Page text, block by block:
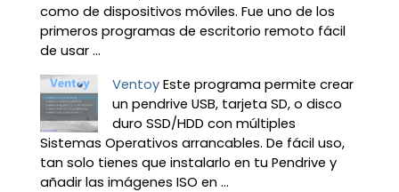
como de dispositivos móviles. Fue uno de los
primeros programas de escritorio remoto fácil
de usar ...
Ventoy Este programa permite crear
un pendrive USB, tarjeta SD, o disco
duro SSD/HDD con múltiples
Sistemas Operativos arrancables. De fácil uso,
tan solo tienes que instalarlo en tu Pendrive y
añadir las imágenes ISO en ...